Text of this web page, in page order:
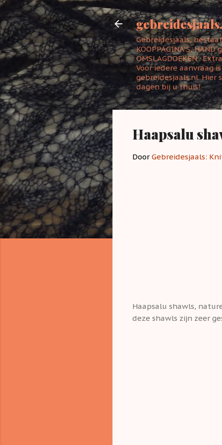
Gebreidesjaals,
KOOPPAGINA'S,
OMSLAGDOEKEN .
Voor iedere aanvraag
gebreidesjaals.nl.
dagen bij u thuis!
Haapsalu
Door Gebreidesjaals:
Haapsalu shawls,
deze shawls zijn zeer